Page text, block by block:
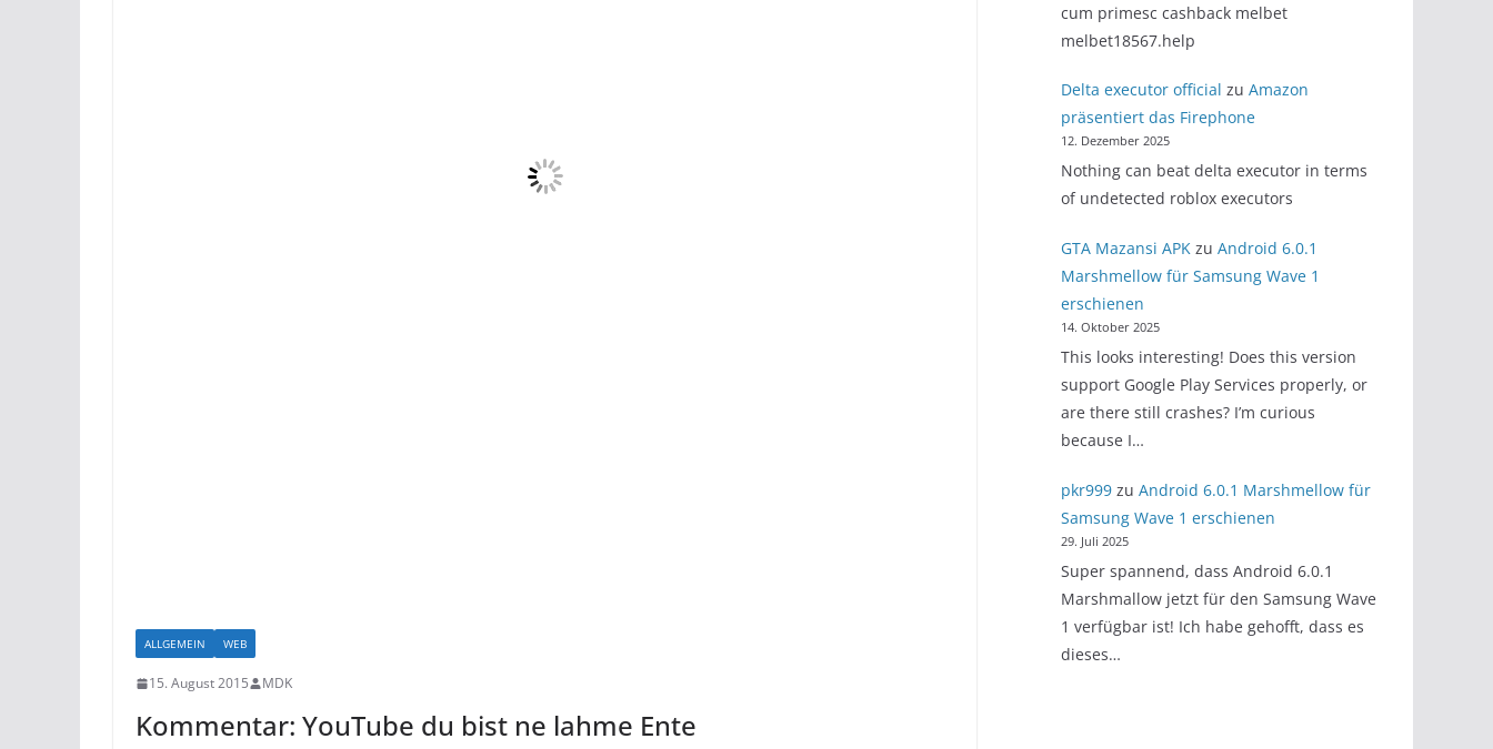
ALLGEMEIN WEB
15. August 2015 MDK
Kommentar: YouTube du bist ne lahme Ente
cum primesc cashback melbet
melbet18567.help
Delta executor official zu Amazon
präsentiert das Firephone
12. Dezember 2025
Nothing can beat delta executor in terms
of undetected roblox executors
GTA Mazansi APKzu Android 6.0.1
Marshmellow für Samsung Wave 1
erschienen
14. Oktober 2025
This looks interesting! Does this version
support Google Play Services properly, or
are there still crashes? I’m curious
because I…
pkr999zu Android 6.0.1 Marshmellow für
Samsung Wave 1 erschienen
29. Juli 2025
Super spannend, dass Android 6.0.1
Marshmallow jetzt für den Samsung Wave
1 verfügbar ist! Ich habe gehofft, dass es
dieses…